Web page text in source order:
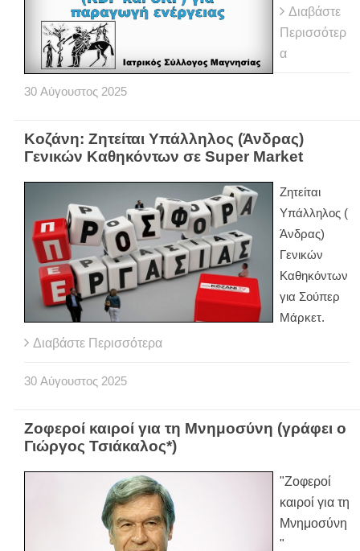
Διαβάστε
Περισσότερ
α
30 Αύγουστος 2025
Κοζάνη: Ζητείται Υπάλληλος (Άνδρας)
Γενικών Καθηκόντων σε Super Market
Ζητείται
Υπάλληλος (
Άνδρας)
Γενικών
Καθηκόντων
για Σούπερ
Μάρκετ.
Διαβάστε Περισσότερα
30 Αύγουστος 2025
Ζοφεροί καιροί για τη Μνημοσύνη (γράφει ο
Γιώργος Τσιάκαλος*)
"Ζοφεροί
καιροί για τη
Μνημοσύνη
"